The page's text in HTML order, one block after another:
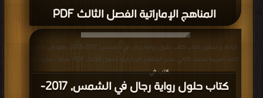
المناهج الإماراتية الفصل الثالث PDF
كتاب حلول رواية رجال في الشمس, 2017-
قراءة و تحميل كتاب كتاب حلول رواية رجال في الشمس, 2017-2018 وهو في مادة
اللغة العربية للصف الثاني عشر المناهج الإماراتية الفصل الثالث PDF مجانا | مكتبة >
كتب في| التحميل : مرة/مرات